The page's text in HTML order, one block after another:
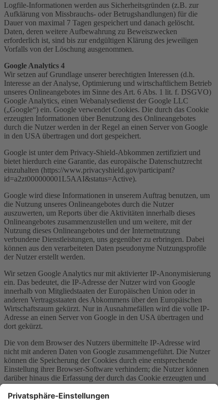
Logfile-Informationen werden aus Sicherheitsgründen (z.B. zur
Aufklärung von Missbrauchs- oder Betrugshandlungen) für die
Dauer von maximal 7 Tagen gespeichert und danach gelöscht.
Daten, deren weitere Aufbewahrung zu Beweiszwecken
erforderlich ist, sind bis zur endgültigen Klärung des jeweiligen
Vorfalls von der Löschung ausgenommen.
Google Analytics 4
Wir setzen auf Grundlage unserer berechtigten Interessen (d.h.
Interesse an der Analyse, Optimierung und wirtschaftlichem Betrieb
unseres Onlineangebotes im Sinne des Art. 6 Abs. 1 lit. f. DSGVO)
Google Analytics, einen Webanalysedienst der Google LLC
(„Google“) ein. Google verwendet Cookies. Die durch das Cookie
erzeugten Informationen über Benutzung des Onlineangebotes
durch die Nutzer werden in der Regel an einen Server von Google
in den USA übertragen und dort gespeichert.
Google ist unter dem Privacy-Shield-Abkommen zertifiziert und
bietet hierdurch eine Garantie, das europäische Datenschutzrecht
einzuhalten (https://www.privacyshield.gov/participant?
id=a2zt000000001L5AAI&status=Active).
Google wird diese Informationen in unserem Auftrag benutzen, um
die Nutzung unseres Onlineangebotes durch die Nutzer
auszuwerten, um Reports über die Aktivitäten innerhalb dieses
Onlineangebotes zusammenzustellen und um weitere, mit der
Nutzung dieses Onlineangebotes und der Internetnutzung
verbundene Dienstleistungen, uns gegenüber zu erbringen. Dabei
können aus den verarbeiteten Daten pseudonyme Nutzungsprofile
der Nutzer erstellt werden.
Wir setzen Google Analytics nur mit aktivierter IP-Anonymisierung
ein. Das bedeutet, die IP-Adresse der Nutzer wird von Google
innerhalb von Mitgliedstaaten der Europäischen Union oder in
anderen Vertragsstaaten des Abkommens über den Europäischen
Wirtschaftsraum gekürzt. Nur in Ausnahmefällen wird die volle IP-
Adresse an einen Server von Google in den USA übertragen und
dort gekürzt.
Die von dem Browser des Nutzers übermittelte IP-Adresse wird
nicht mit anderen Daten von Google zusammengeführt. Die Nutzer
können die Speicherung der Cookies durch eine entsprechende
Einstellung ihrer Browser-Software verhindern; die Nutzer können
darüber hinaus die Erfassung der durch das Cookie erzeugten und
auf ihre Nutzung des Onlineangebotes bezogenen Daten an Google
sowie die Verarbeitung dieser Daten durch Google verhindern,